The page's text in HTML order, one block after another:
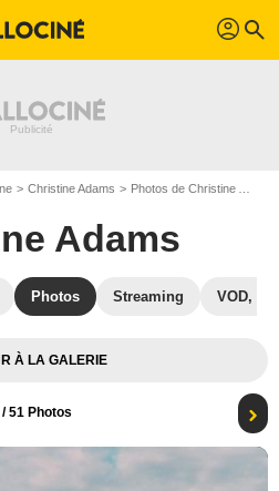
profil search
Christine Adams Photos de Christine Adams
Adams
Photos Streaming VOD,
À LA GALERIE
51 Photos